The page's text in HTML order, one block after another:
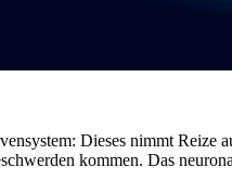
Dieses nimmt Reize
kommen. Das